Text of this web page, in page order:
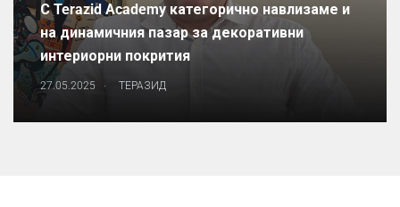
С Terazid Academy категорично навлизаме и
на динамичния пазар за декоративни
интериорни покрития
27.05.2025 . ТЕРАЗИД